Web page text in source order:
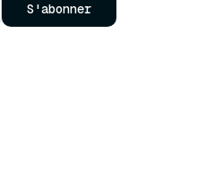
S'abonner